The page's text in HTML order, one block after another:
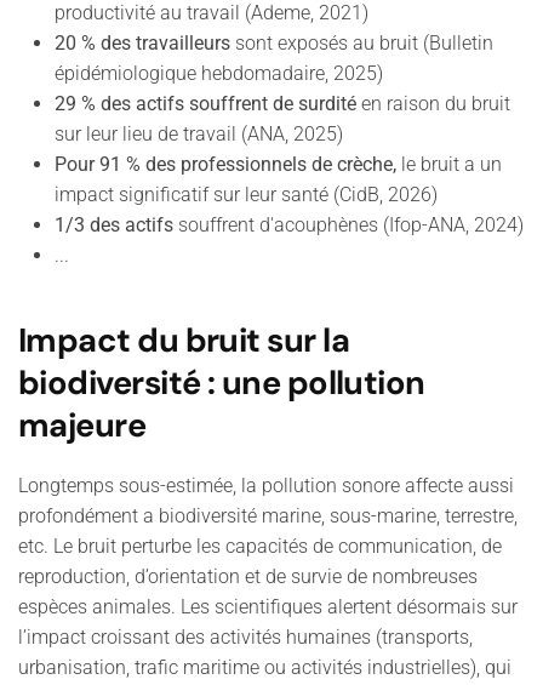
productivité au travail (Ademe, 2021)
20 % des travailleurs sont exposés au bruit (Bulletin
épidémiologique hebdomadaire, 2025)
29 % des actifs souffrent de surdité en raison du bruit
sur leur lieu de travail (ANA, 2025)
Pour 91 % des professionnels de crèche, le bruit a un
impact significatif sur leur santé (CidB, 2026)
1/3 des actifs souffrent d'acouphènes (Ifop-ANA, 2024)
...
Impact du bruit sur la
biodiversité : une pollution
majeure
Longtemps sous-estimée, la pollution sonore affecte aussi
profondément a biodiversité marine, sous-marine, terrestre,
etc. Le bruit perturbe les capacités de communication, de
reproduction, d’orientation et de survie de nombreuses
espèces animales. Les scientifiques alertent désormais sur
l’impact croissant des activités humaines (transports,
urbanisation, trafic maritime ou activités industrielles), qui